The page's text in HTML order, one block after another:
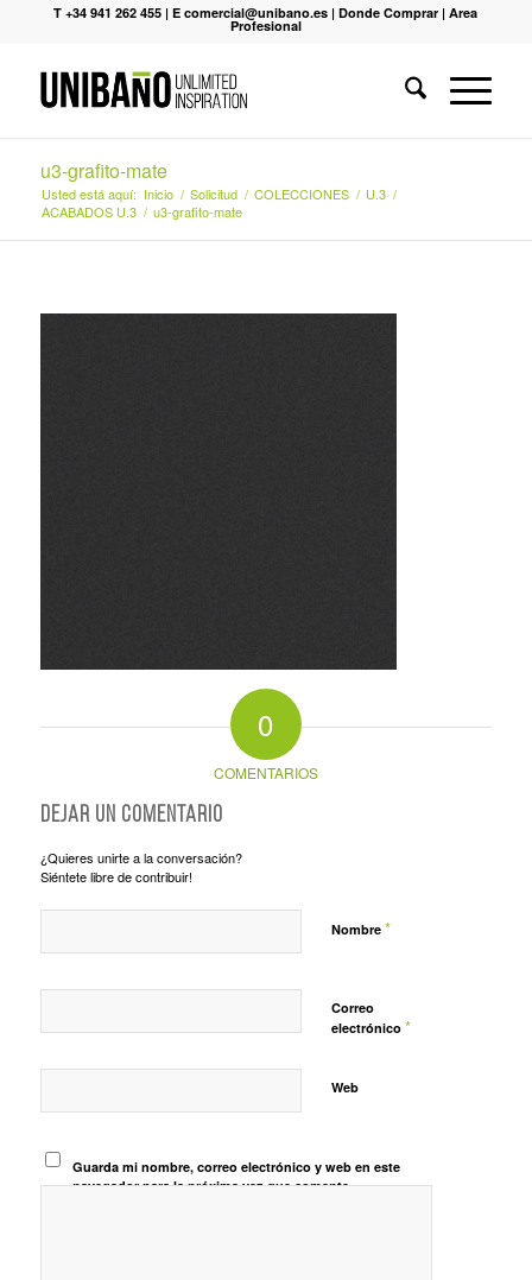
T +34 941 262 455 |E comercial@unibano.es |Donde Comprar |Area
Profesional
u3-grafito-mate
Usted está aquí: Inicio / Solicitud / COLECCIONES / U.3 /
ACABADOS U.3 / u3-grafito-mate
0
COMENTARIOS
Dejar un comentario
¿Quieres unirte a la conversación?
Siéntete libre de contribuir!
Nombre *
Correo
electrónico *
Web
Guarda mi nombre, correo electrónico y web en este
navegador para la próxima vez que comente.